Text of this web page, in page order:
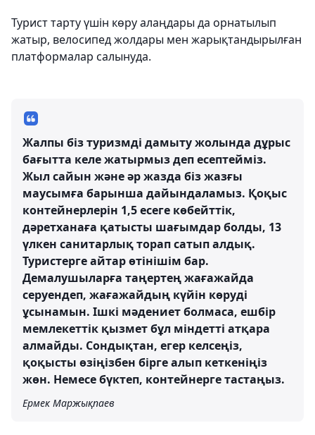
Турист тарту үшін көру алаңдары да орнатылып
жатыр, велосипед жолдары мен жарықтандырылған
платформалар салынуда.
Жалпы біз туризмді дамыту жолында дұрыс
бағытта келе жатырмыз деп есептейміз.
Жыл сайын және әр жазда біз жазғы
маусымға барынша дайындаламыз. Қоқыс
контейнерлерін 1,5 есеге көбейттік,
дәретханаға қатысты шағымдар болды, 13
үлкен санитарлық торап сатып алдық.
Туристерге айтар өтінішім бар.
Демалушыларға таңертең жағажайда
серуендеп, жағажайдың күйін көруді
ұсынамын. Ішкі мәдениет болмаса, ешбір
мемлекеттік қызмет бұл міндетті атқара
алмайды. Сондықтан, егер келсеңіз,
қоқысты өзіңізбен бірге алып кеткеніңіз
жөн. Немесе бүктеп, контейнерге тастаңыз.
Ермек Маржықпаев